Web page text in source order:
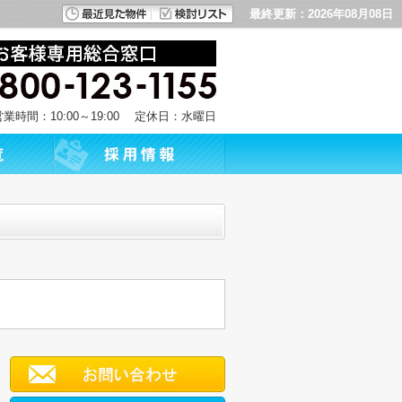
最終更新：2026年08月08日
業時間：10:00～19:00 定休日：水曜日